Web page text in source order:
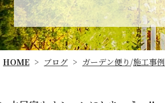
HOME ブログ ガーデン便り /施工事例